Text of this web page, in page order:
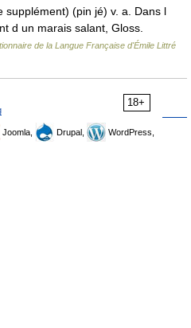
(pin jé) v. a. Dans l
d un marais salant, Gloss.
de la Langue Française d'Émile Littré
18+
Joomla, Drupal,
WordPress,